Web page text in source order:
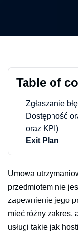
Table of
Zgłaszanie
Dostępność
oraz KPI)
Exit Plan
Umowa
przedmiotem nie
zapewnienie jego
mieć różny zakres,
usługi takie jak